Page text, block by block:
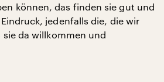
können, das finden sie gut und
jedenfalls die, die wir
da willkommen und